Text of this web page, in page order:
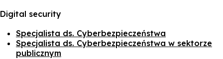
Digital security
Specjalista ds. Cyberbezpieczeństwa
Specjalista ds. Cyberbezpieczeństwa w sektorze
publicznym